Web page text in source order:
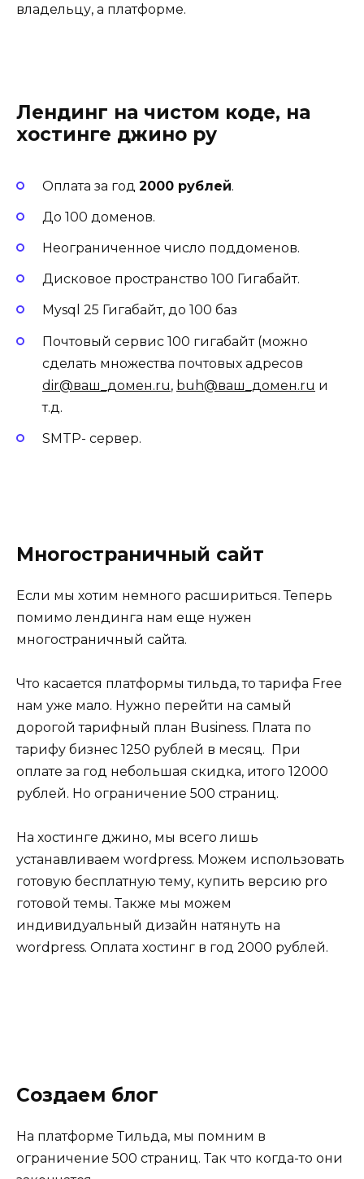
владельцу, а платформе.
Лендинг на чистом коде, на
хостинге джино ру
Оплата за год 2000 рублей.
До 100 доменов.
Неограниченное число поддоменов.
Дисковое пространство 100 Гигабайт.
Mysql 25 Гигабайт, до 100 баз
Почтовый сервис 100 гигабайт (можно
сделать множества почтовых адресов
dir@ваш_домен.ru, buh@ваш_домен.ru и
т.д.
SMTP- сервер.
Многостраничный сайт
Если мы хотим немного расшириться. Теперь
помимо лендинга нам еще нужен
многостраничный сайта.
Что касается платформы тильда, то тарифа Free
нам уже мало. Нужно перейти на самый
дорогой тарифный план Business. Плата по
тарифу бизнес 1250 рублей в месяц. При
оплате за год небольшая скидка, итого 12000
рублей. Но ограничение 500 страниц.
На хостинге джино, мы всего лишь
устанавливаем wordpress. Можем использовать
готовую бесплатную тему, купить версию pro
готовой темы. Также мы можем
индивидуальный дизайн натянуть на
wordpress. Оплата хостинг в год 2000 рублей.
Создаем блог
На платформе Тильда, мы помним в
ограничение 500 страниц. Так что когда-то они